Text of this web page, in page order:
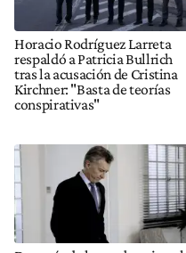
Horacio Rodríguez Larreta
respaldó a Patricia Bullrich
tras la acusación de Cristina
Kirchner: "Basta de teorías
conspirativas"